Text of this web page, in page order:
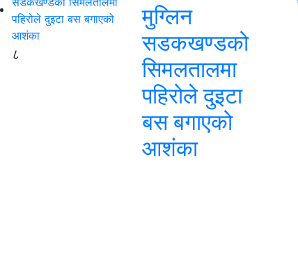
८
मुग्लिन
सडकखण्डको
सिमलतालमा
पहिरोले दुइटा
बस बगाएको
आशंका